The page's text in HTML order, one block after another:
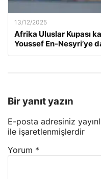
13/12/2025
Afrika Uluslar Kupası
Youssef En-Nesyri’ye
Bir yanıt yazın
E-posta adresiniz
ile işaretlenmişlerdir
Yorum *